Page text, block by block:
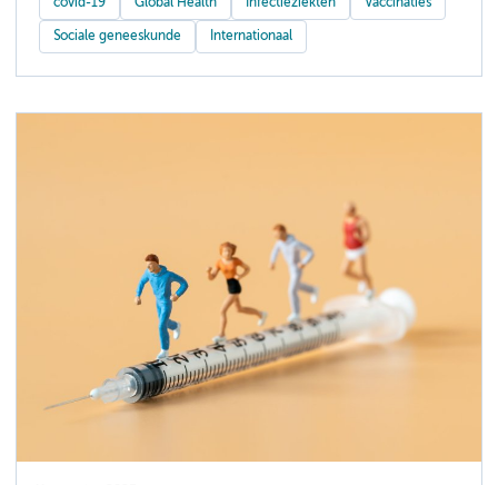
covid-19 Global Health Infectieziekten Vaccinaties
Sociale geneeskunde Internationaal